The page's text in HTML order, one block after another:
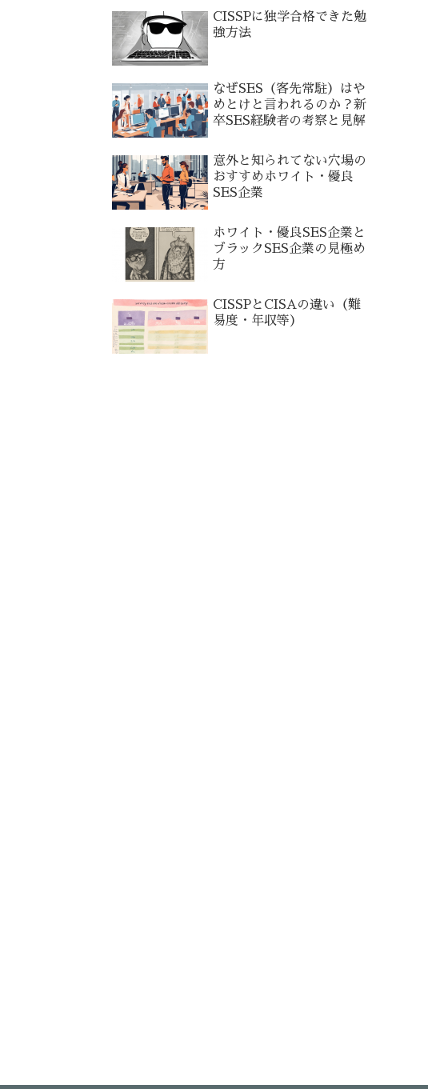
CISSPに独学合格できた勉
強方法
なぜSES（客先常駐）はや
めとけと言われるのか？新
卒SES経験者の考察と見解
意外と知られてない穴場の
おすすめホワイト・優良
SES企業
ホワイト・優良SES企業と
ブラックSES企業の見極め
方
CISSPとCISAの違い（難
易度・年収等）